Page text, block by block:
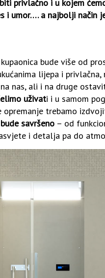
privlačno i u kojem
i umor…. a najbolji način
bude više od
lijepa i
nas, ali i na druge
uživati i u samom
opremanje trebamo
savršeno – od
i detalja pa do